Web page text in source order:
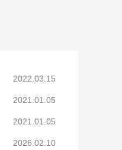
2022.03.15
2021.01.05
2021.01.05
2026.02.10